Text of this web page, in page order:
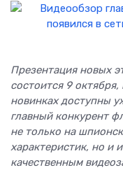
Презентация новых
состоится 9
новинках доступны
главный конкурент
не только на
характеристик, но и
качественным